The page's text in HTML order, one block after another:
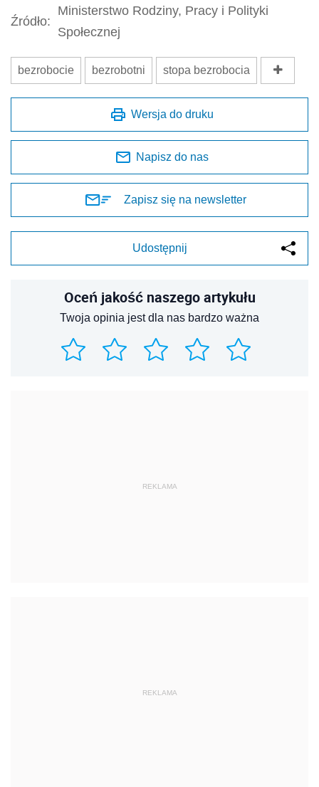
Źródło:
Ministerstwo Rodziny, Pracy i Polityki
Społecznej
bezrobocie bezrobotni stopa bezrobocia
Wersja do druku
Napisz do nas
Zapisz się na newsletter
Udostępnij
Oceń jakość naszego artykułu
Twoja opinia jest dla nas bardzo ważna
REKLAMA
REKLAMA